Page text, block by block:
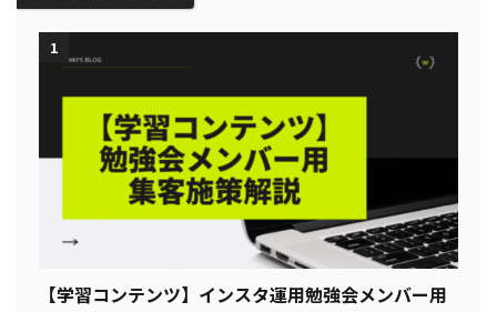
1
【学習コンテンツ】インスタ運用勉強会メンバー用